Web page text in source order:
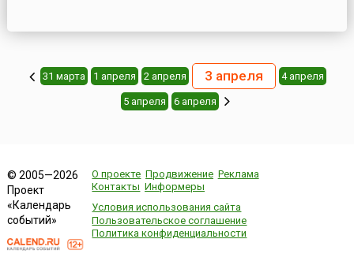
31 марта 1 апреля 2 апреля 3 апреля 4 апреля
5 апреля 6 апреля
© 2005—2026
Проект
«Календарь
событий»
О проекте Продвижение Реклама
Контакты Информеры
Условия использования сайта
Пользовательское соглашение
Политика конфиденциальности